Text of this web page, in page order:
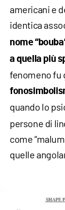
americani e
identica
nome
a quella più
fenomeno fu
quando lo
persone di
come
quelle